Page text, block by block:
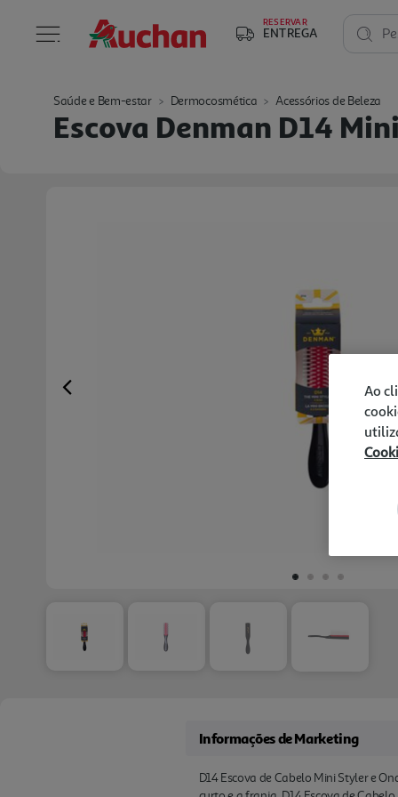
RESERVAR
ENTREGA
Saúde e Bem-estar Dermocosmética Acessórios de Beleza
Escova Denman D14
Previous
Informações de Marketing
D14 Escova de Cabelo Mini Styler e
Ao